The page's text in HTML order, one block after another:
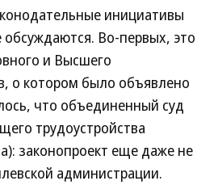
инициативы
Во-первых, это
и Высшего
о котором было объявлено
что объединенный суд
трудоустройства
законопроект еще даже не
администрации.